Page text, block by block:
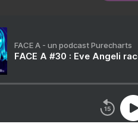
FACE A - un podcast Purecharts
FACE A #30 : Eve Angeli